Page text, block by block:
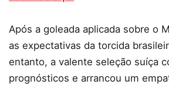
Após a goleada aplicada sobre o
as expectativas da torcida
entanto, a valente seleção suíça
prognósticos e arrancou um